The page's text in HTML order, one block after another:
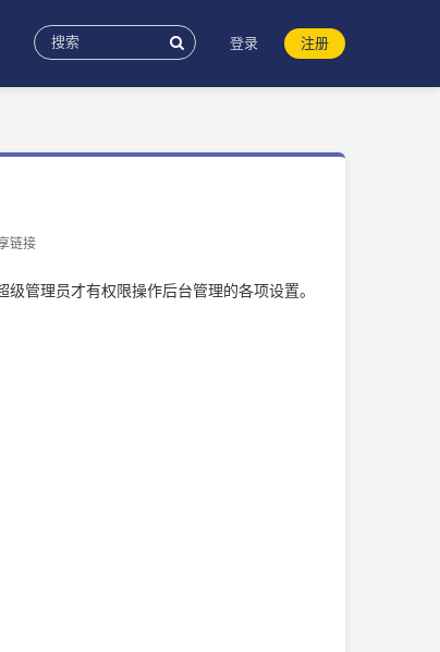
登录 注册
链接
管理员才有权限操作后台管理的各项设置。